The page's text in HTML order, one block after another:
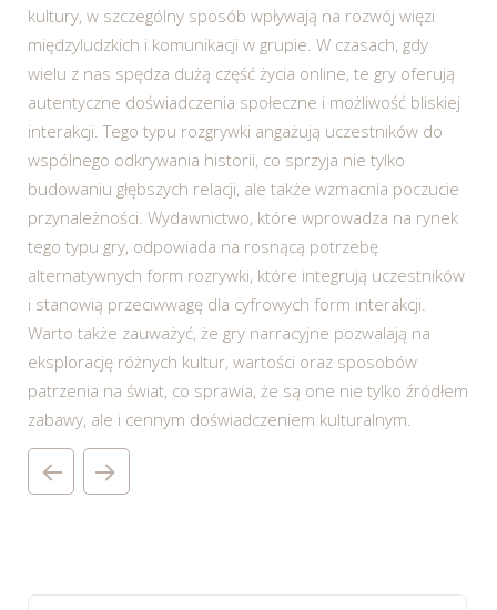
kultury, w szczególny sposób wpływają na rozwój więzi
międzyludzkich i komunikacji w grupie. W czasach, gdy
wielu z nas spędza dużą część życia online, te gry oferują
autentyczne doświadczenia społeczne i możliwość bliskiej
interakcji. Tego typu rozgrywki angażują uczestników do
wspólnego odkrywania historii, co sprzyja nie tylko
budowaniu głębszych relacji, ale także wzmacnia poczucie
przynależności. Wydawnictwo, które wprowadza na rynek
tego typu gry, odpowiada na rosnącą potrzebę
alternatywnych form rozrywki, które integrują uczestników
i stanowią przeciwwagę dla cyfrowych form interakcji.
Warto także zauważyć, że gry narracyjne pozwalają na
eksplorację różnych kultur, wartości oraz sposobów
patrzenia na świat, co sprawia, że są one nie tylko źródłem
zabawy, ale i cennym doświadczeniem kulturalnym.